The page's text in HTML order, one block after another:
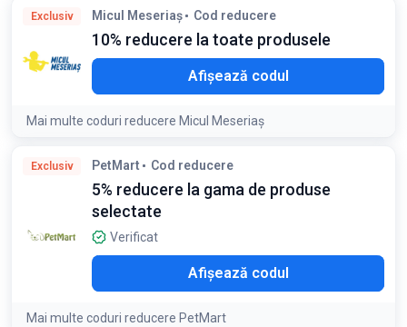
Codul nu se aplică pentru produsele din Outlet și costurile de
Exclusiv Micul Meseriaș Cod reducere
10% reducere la toate produsele
Afișează codul
Mai multe coduri reducere Micul Meseriaș
Exclusiv PetMart Cod reducere
5% reducere la gama de produse
selectate
Verificat
Afișează codul
Mai multe coduri reducere PetMart